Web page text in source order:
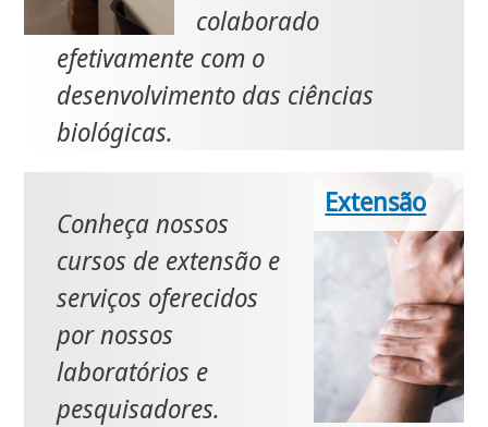
colaborado
efetivamente com o
desenvolvimento das ciências
biológicas.
Extensão
Conheça nossos
cursos de extensão e
serviços oferecidos
por nossos
laboratórios e
pesquisadores.